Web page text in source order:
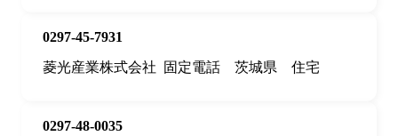
0297-45-7931
菱光産業株式会社
固定電話 茨城県 住宅
0297-48-0035